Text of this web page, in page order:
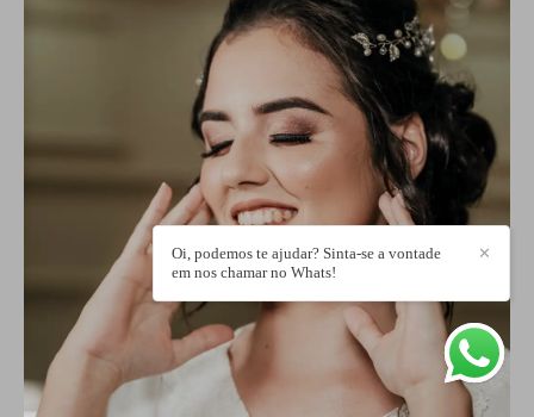
✕
Oi, podemos te ajudar? Sinta-se a vontade
em nos chamar no Whats!